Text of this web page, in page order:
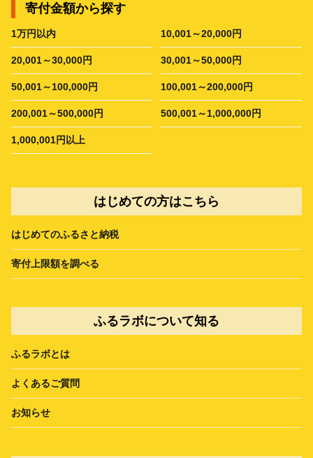
寄付金額から探す
1万円以内 10,001～20,000円
20,001～30,000円 30,001～50,000円
50,001～100,000円 100,001～200,000円
200,001～500,000円 500,001～1,000,000円
1,000,001円以上
はじめての方はこちら
はじめてのふるさと納税
寄付上限額を調べる
ふるラボについて知る
ふるラボとは
よくあるご質問
お知らせ